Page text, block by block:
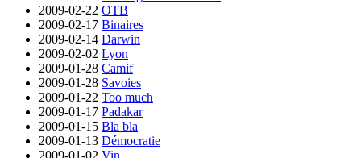
2009-02-22 OTB
2009-02-17 Binaires
2009-02-14 Darwin
2009-02-02 Lyon
2009-01-28 Camif
2009-01-28 Savoies
2009-01-22 Too much
2009-01-17 Padakar
2009-01-15 Bla bla
2009-01-13 Démocratie
2009-01-02 Vin